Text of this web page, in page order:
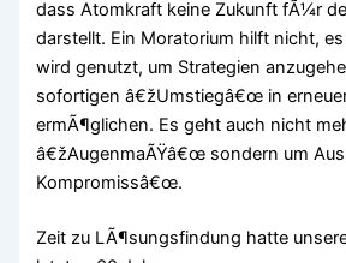
dass Atomkraft keine Zukunft fÃ¼r
darstellt. Ein Moratorium hilft nicht,
wird genutzt, um Strategien
sofortigen â€žUmstiegâ€œ in
ermÃ¶glichen. Es geht auch nicht
â€žAugenmaÃŸâ€œ sondern um
Kompromissâ€œ.
Zeit zu LÃ¶sungsfindung hatte